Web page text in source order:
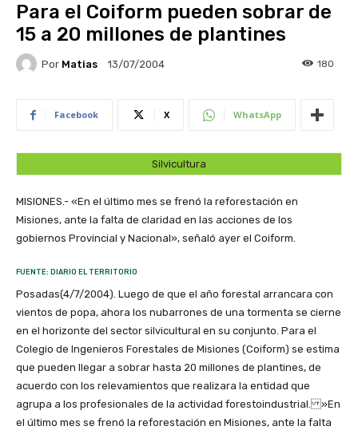
Para el Coiform pueden sobrar de
15 a 20 millones de plantines
Por Matias 13/07/2004 180
Facebook X WhatsApp
Silvicultura
MISIONES.- «En el último mes se frenó la reforestación en
Misiones, ante la falta de claridad en las acciones de los
gobiernos Provincial y Nacional», señaló ayer el Coiform.
FUENTE: DIARIO EL TERRITORIO
Posadas(4/7/2004). Luego de que el año forestal arrancara con
vientos de popa, ahora los nubarrones de una tormenta se cierne
en el horizonte del sector silvicultural en su conjunto. Para el
Colegio de Ingenieros Forestales de Misiones (Coiform) se estima
que pueden llegar a sobrar hasta 20 millones de plantines, de
acuerdo con los relevamientos que realizara la entidad que
agrupa a los profesionales de la actividad forestoindustrial. »En
el último mes se frenó la reforestación en Misiones, ante la falta